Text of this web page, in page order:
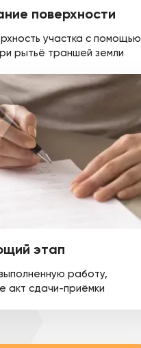
поверхности
участка с помощью
рытьё траншей земли
этап
работу,
акт сдачи-приёмки